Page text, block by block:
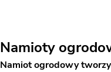
Namioty
Namiot ogrodowy